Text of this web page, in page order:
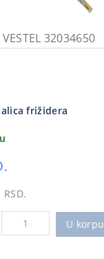
VESTEL 32034650
frižidera
RSD.
U korpu